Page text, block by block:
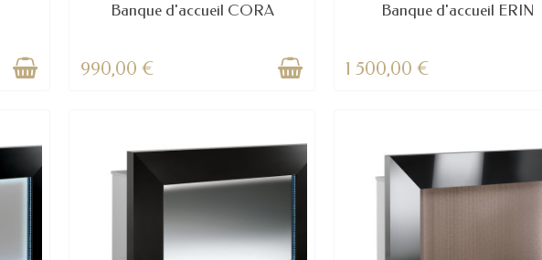
Banque d'accueil CORA
990,00 €
Banque d'accueil ERIN
1 500,00 €